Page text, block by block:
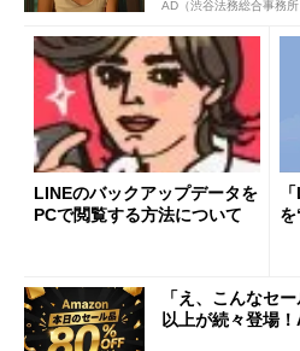
AD（渋谷法務総合事務所
LINEのバックアップデータを
PCで閲覧する方法について
「え、こんなセ
以上が続々登場